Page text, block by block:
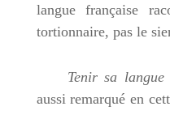
langue française
tortionnaire, pas le
Tenir sa langue
aussi remarqué en